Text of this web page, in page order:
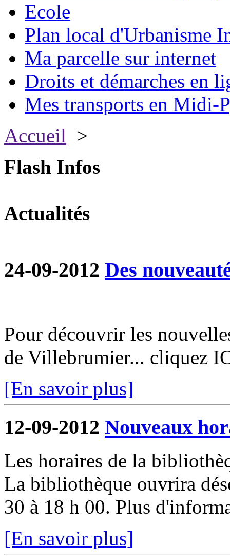
Ecole
Plan local d'Urbanisme
Ma parcelle sur internet
Droits et démarches en
Mes transports en Midi-
Accueil >
Flash Infos
Actualités
24-09-2012 Des
Pour découvrir les
de Villebrumier... cliquez
[En savoir plus]
12-09-2012 Nouveaux
Les horaires de la
La bibliothèque ouvrira
30 à 18 h 00. Plus
[En savoir plus]